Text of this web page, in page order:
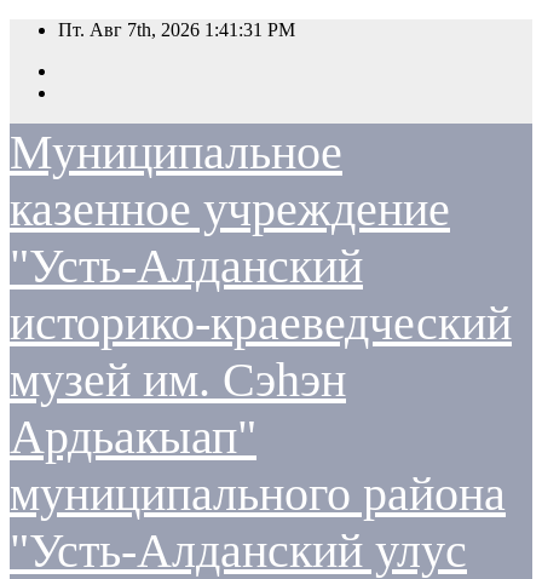
Перейти
содержимому
Пт. Авг 7th, 2026 1:41:31 PM
Муниципальное
казенное учреждение
"Усть-Алданский
историко-краеведческий
музей им. Сэһэн
Ардьакыап"
муниципального района
"Усть-Алданский улус